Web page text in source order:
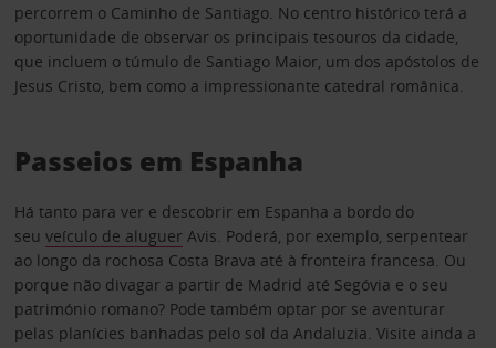
percorrem o Caminho de Santiago. No centro histórico terá a
oportunidade de observar os principais tesouros da cidade,
que incluem o túmulo de Santiago Maior, um dos apóstolos de
Jesus Cristo, bem como a impressionante catedral românica.
Passeios em Espanha
Há tanto para ver e descobrir em Espanha a bordo do
seu veículo de aluguer Avis. Poderá, por exemplo, serpentear
ao longo da rochosa Costa Brava até à fronteira francesa. Ou
porque não divagar a partir de Madrid até Segóvia e o seu
património romano? Pode também optar por se aventurar
pelas planícies banhadas pelo sol da Andaluzia. Visite ainda a